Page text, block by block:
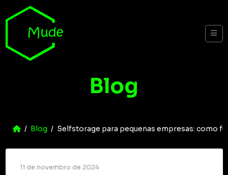
Skip to content
Blog
Home
Blog Selfstorage para pequenas empresas: como
11 de novembro de 2024